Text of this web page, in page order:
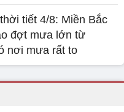
tiết 4/8: Miền Bắc
đợt mưa lớn từ
nơi mưa rất to